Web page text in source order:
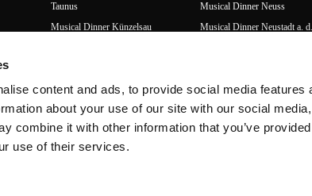
content and ads, to provide social media features
about your use of our site with our social
combine it with other information that you’ve
use of their services.
Taunus
Musical Dinner Künzelsau
Musical Dinner Lingenau (AT)
Musical Dinner Lübbecke
Musical Dinner Neuss
Musical Dinner Neustadt a.
Musical Dinner Oberhausen